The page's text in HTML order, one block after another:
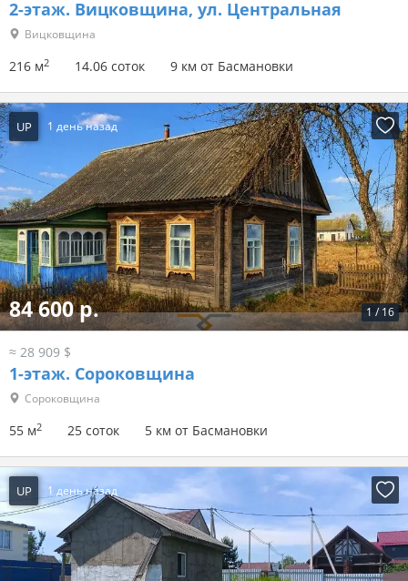
2-этаж. Вицковщина, ул. Центральная
Вицковщина
216 м2 14.06 соток 9 км от Басмановки
UP 1 день назад
1 / 16
84 600 р.
≈ 28 909 $
1-этаж. Сороковщина
Сороковщина
55 м2 25 соток 5 км от Басмановки
UP 1 день назад